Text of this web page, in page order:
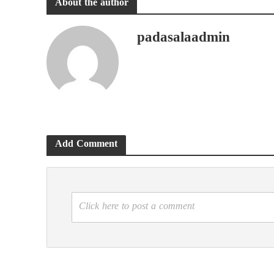
About the author
padasalaadmin
Add Comment
Click here to post a comment